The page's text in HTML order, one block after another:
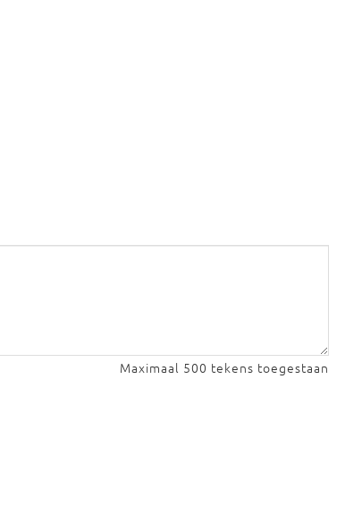
Maximaal 500 tekens toegestaan